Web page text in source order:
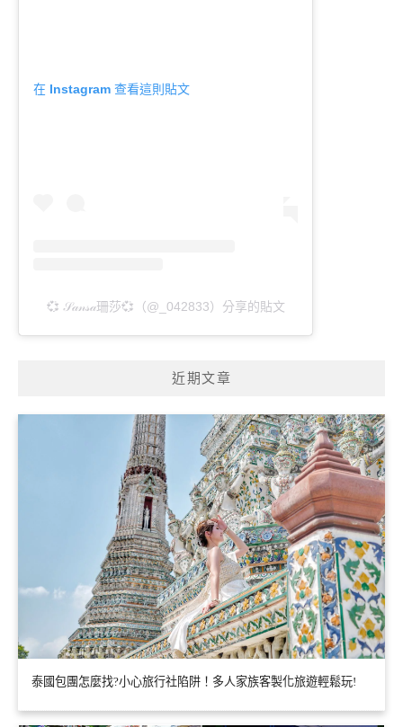
在 Instagram 查看這則貼文
💞 𝒮𝒶𝓃𝓈𝒶珊莎💞（@_042833）分享的貼文
近期文章
泰國包團怎麼找?小心旅行社陷阱！多人家族客製化旅遊輕鬆玩!